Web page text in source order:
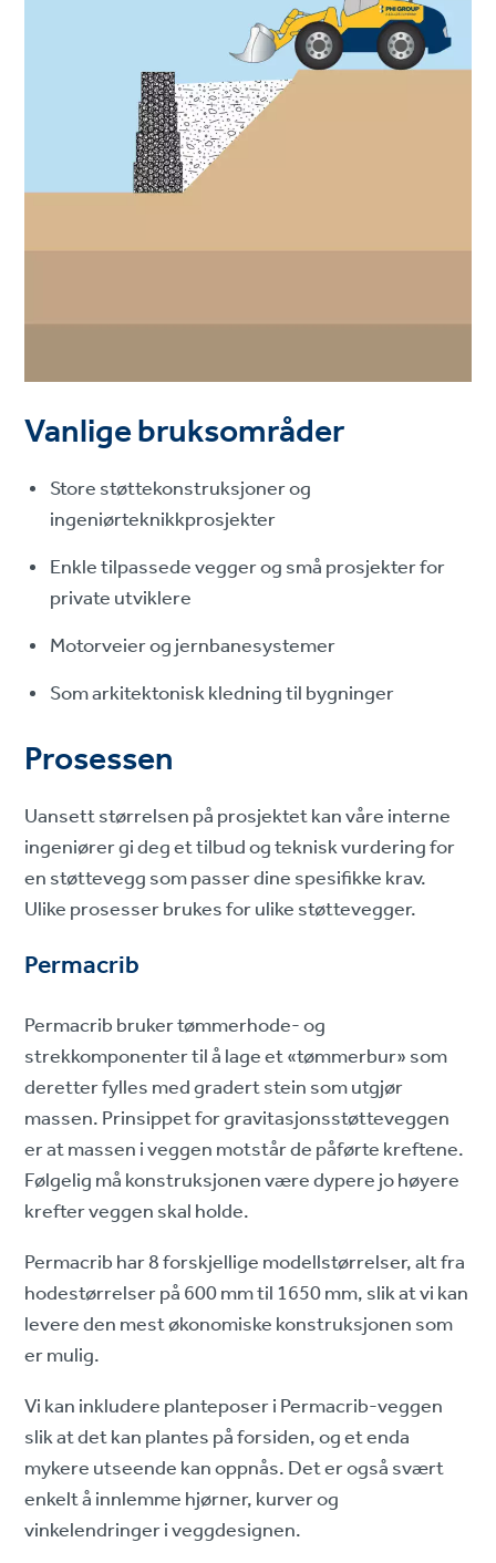
Vanlige bruksområder
Store støttekonstruksjoner og
ingeniørteknikkprosjekter
Enkle tilpassede vegger og små prosjekter for
private utviklere
Motorveier og jernbanesystemer
Som arkitektonisk kledning til bygninger
Prosessen
Uansett størrelsen på prosjektet kan våre interne
ingeniører gi deg et tilbud og teknisk vurdering for
en støttevegg som passer dine spesifikke krav.
Ulike prosesser brukes for ulike støttevegger.
Permacrib
Permacrib bruker tømmerhode- og
strekkomponenter til å lage et «tømmerbur» som
deretter fylles med gradert stein som utgjør
massen. Prinsippet for gravitasjonsstøtteveggen
er at massen i veggen motstår de påførte kreftene.
Følgelig må konstruksjonen være dypere jo høyere
krefter veggen skal holde.
Permacrib har 8 forskjellige modellstørrelser, alt fra
hodestørrelser på 600 mm til 1650 mm, slik at vi kan
levere den mest økonomiske konstruksjonen som
er mulig.
Vi kan inkludere planteposer i Permacrib-veggen
slik at det kan plantes på forsiden, og et enda
mykere utseende kan oppnås. Det er også svært
enkelt å innlemme hjørner, kurver og
vinkelendringer i veggdesignen.